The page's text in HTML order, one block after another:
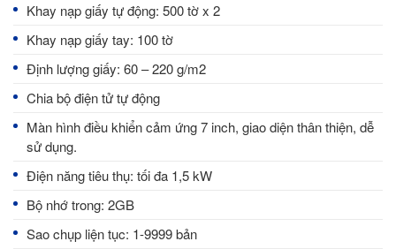
Khay nạp giấy tự động: 500 tờ x 2
Khay nạp giấy tay: 100 tờ
Định lượng giấy: 60 – 220 g/m2
Chia bộ điện tử tự động
Màn hình điều khiển cảm ứng 7 inch, giao diện thân thiện, dễ
sử dụng.
Điện năng tiêu thụ: tối đa 1,5 kW
Bộ nhớ trong: 2GB
Sao chụp liện tục: 1-9999 bản